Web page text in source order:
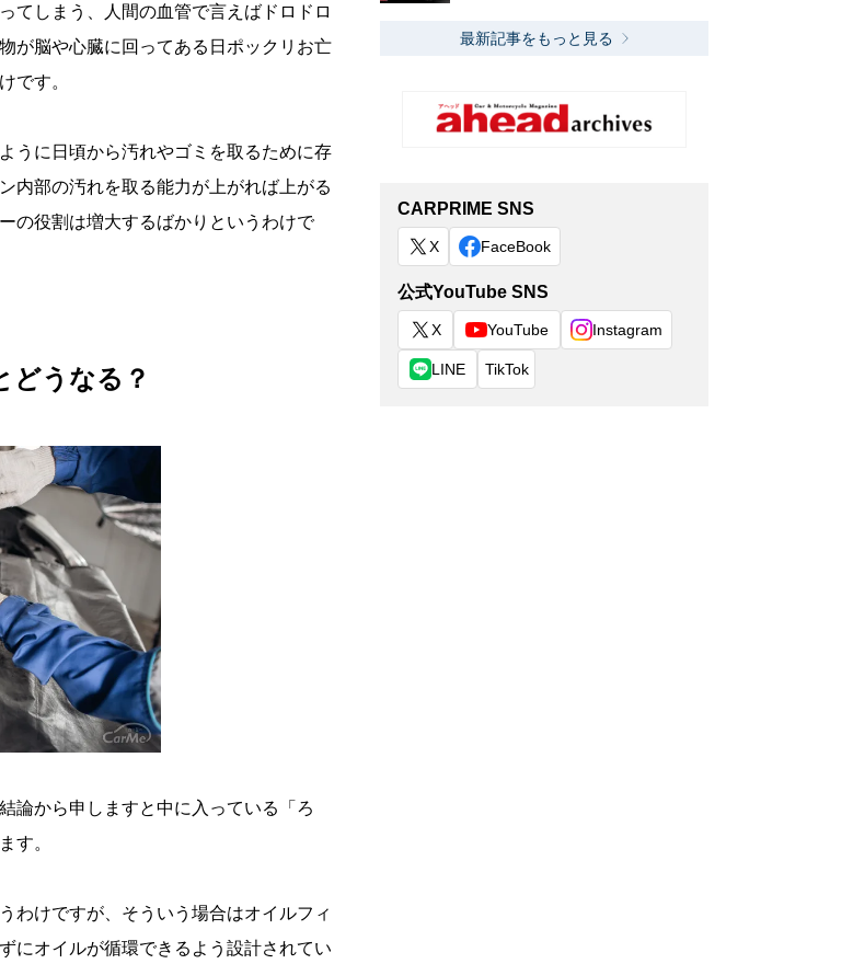
てしまう、人間の血管で言えばドロドロ
が脳や心臓に回ってある日ポックリお亡
です。
うに日頃から汚れやゴミを取るために存
内部の汚れを取る能力が上がれば上がる
の役割は増大するばかりというわけで
どうなる？
論から申しますと中に入っている「ろ
す。
わけですが、そういう場合はオイルフィ
にオイルが循環できるよう設計されてい
最新記事をもっと見る
CARPRIME SNS
X FaceBook
公式YouTube SNS
X YouTube Instagram
LINE TikTok